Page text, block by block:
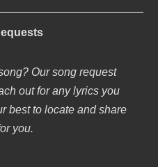
Our song request
out for any lyrics you
best to locate and share
you.